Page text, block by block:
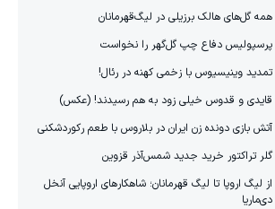
همه گل‌های هالک برزیلی در لیگ‌قهرمانان
پرسپولیس دفاع چپ گل‌گهر را نخواست
تمدید وینیسیوس با زخمی کهنه در رئال!
قایدی و قدوس خیلی زود به هم رسیدند! (عکس)
آتش بازی دونده زن ایران در بلاروس با طعم رکوردشکنی
گلر تراکتور خرید جدید شمس‌آذر قزوین
از لیگ اروپا تا لیگ قهرمانان؛ شاهکارهای اروپایی آنخل
دی‌ماریا